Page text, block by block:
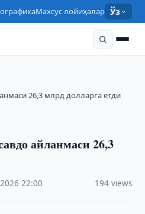
Махсус лойиҳалар Ўз
26,3 млрд долларга етди
айланмаси 26,3
·22:00 194 views